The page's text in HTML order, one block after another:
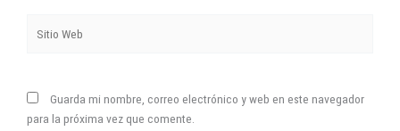
Web
Guarda mi nombre, correo electrónico y web en este navegador
para la próxima vez que comente.